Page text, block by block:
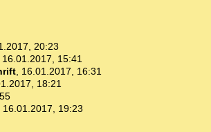
20:23
16.01.2017, 15:41
, 16.01.2017, 16:31
18:21
16.01.2017, 19:23